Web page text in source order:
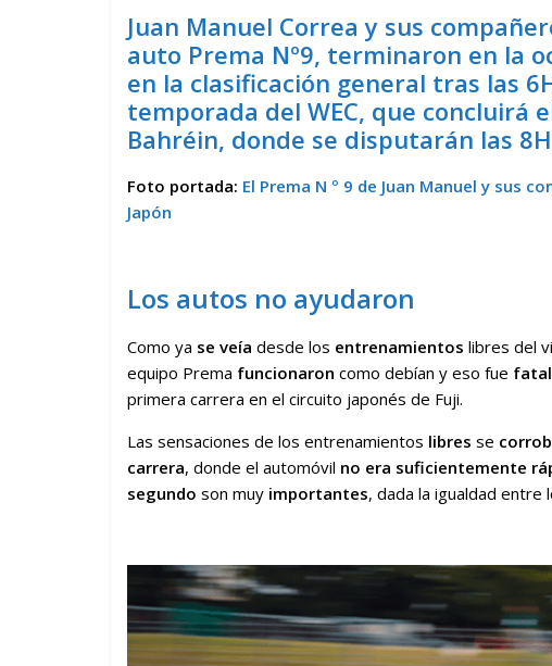
Juan Manuel Correa y sus
auto Prema Nº9, terminaron en la
en la clasificación general tras las
temporada del WEC, que concluirá
Bahréin, donde se disputarán las
Foto portada: El Prema N º 9 de Juan Manuel y sus
Japón
Los autos no ayudaron
Como ya se veía desde los entrenamientos libres del
equipo Prema funcionaron como debían y eso fue fatal
primera carrera en el circuito japonés de Fuji.
Las sensaciones de los entrenamientos libres se
carrera, donde el automóvil no era suficientemente
segundo son muy importantes, dada la igualdad entre